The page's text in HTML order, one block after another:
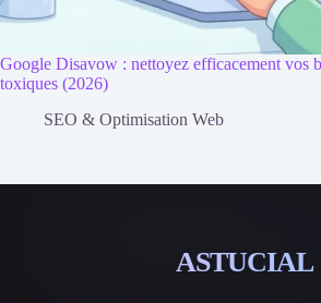
Google Disavow : nettoyez efficacement vos
toxiques (2026)
SEO & Optimisation Web
ASTUCIAL